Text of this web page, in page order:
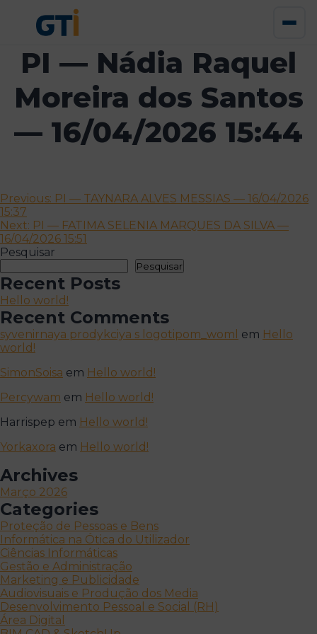
PI — Nádia Raquel
Moreira dos Santos
— 16/04/2026 15:44
Navegação
de
artigos
Previous: PI — TAYNARA ALVES MESSIAS — 16/04/2026
15:37
Next: PI — FATIMA SELENIA MARQUES DA SILVA —
16/04/2026 15:51
Pesquisar
Pesquisar
Recent Posts
Hello world!
Recent Comments
syvenirnaya prodykciya s logotipom_woml em Hello
world!
SimonSoisa em Hello world!
Percywam em Hello world!
Harrispep em Hello world!
Yorkaxora em Hello world!
Archives
Março 2026
Categories
Proteção de Pessoas e Bens
Informática na Ótica do Utilizador
Ciências Informáticas
Gestão e Administração
Marketing e Publicidade
Audiovisuais e Produção dos Media
Desenvolvimento Pessoal e Social (RH)
Área Digital